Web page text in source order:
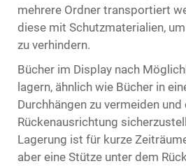
mehrere Ordner transportiert
diese mit Schutzmaterialien,
zu verhindern.
Bücher im Display nach
lagern, ähnlich wie Bücher in
Durchhängen zu vermeiden
Rückenausrichtung
Lagerung ist für kurze
aber eine Stütze unter dem